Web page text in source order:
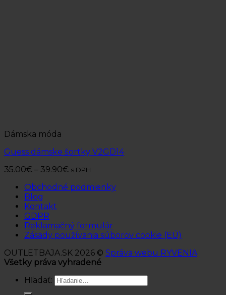
Dámska móda
Guess dámske šortky V2GD14
35.00€ – 39.90€ s DPH
Obchodné podmienky
Blog
Kontakt
GDPR
Reklamačný formulár
Zásady používania súborov cookie (EÚ)
OUTLETBAJA.SK 2026 © Správa webu RYVENIA
Všetky práva vyhradené
Hľadať: